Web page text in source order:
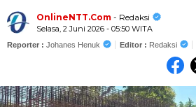
OnlineNTT.Com - Redaksi
Selasa, 2 Juni 2026 - 05:50 WITA
Reporter : Johanes Henuk Editor : Redaksi